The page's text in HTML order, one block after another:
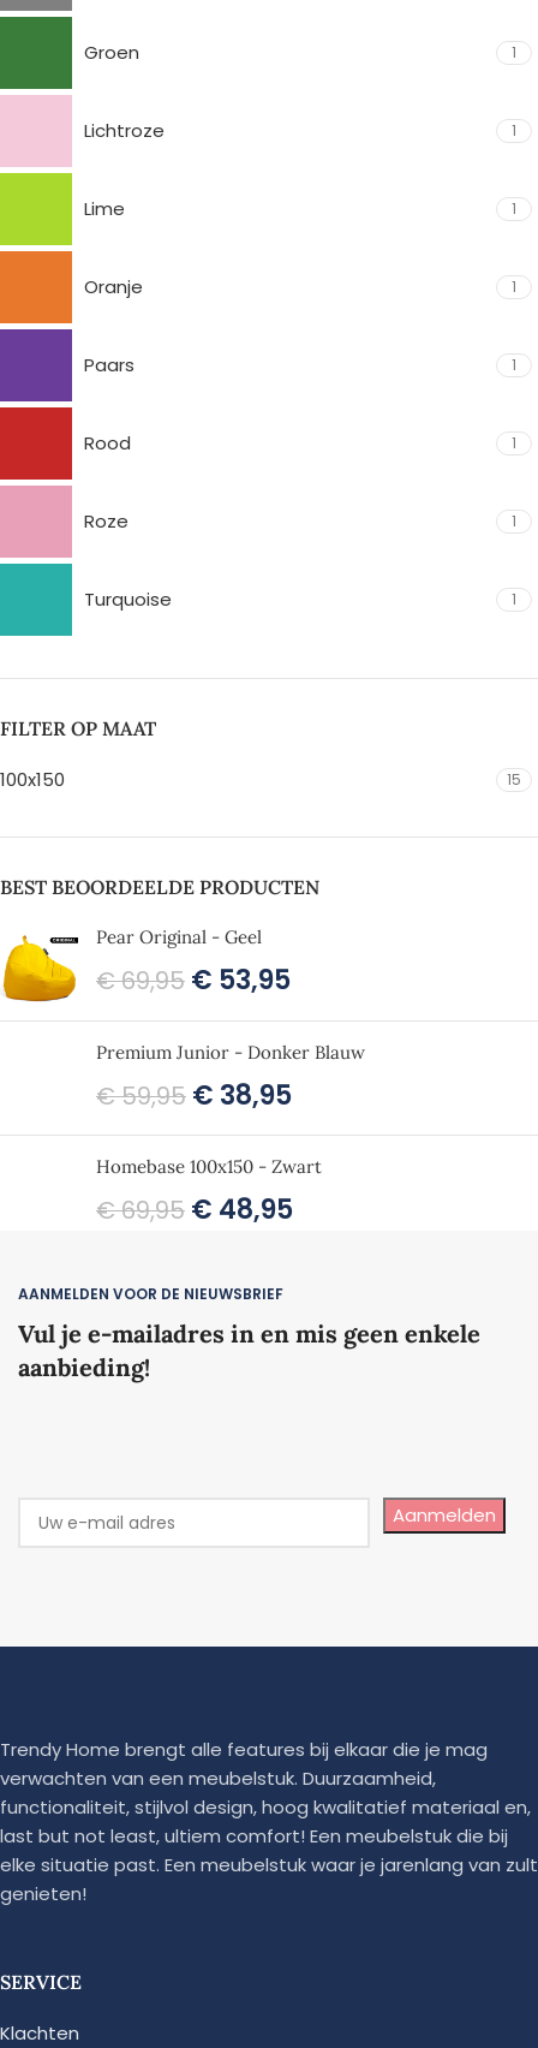
Groen 1
Lichtroze 1
Lime 1
Oranje 1
Paars 1
Rood 1
Roze 1
Turquoise 1
FILTER OP MAAT
100x150 15
BEST BEOORDEELDE PRODUCTEN
Pear Original - Geel
€69,95 € 53,95
Premium Junior - Donker Blauw
€59,95 € 38,95
Homebase 100x150 - Zwart
€69,95 € 48,95
AANMELDEN VOOR DE NIEUWSBRIEF
Vul je e-mailadres in en mis geen enkele
aanbieding!
Aanmelden
Trendy Home brengt alle features bij elkaar die je mag
verwachten van een meubelstuk. Duurzaamheid,
functionaliteit, stijlvol design, hoog kwalitatief materiaal en,
last but not least, ultiem comfort! Een meubelstuk die bij
elke situatie past. Een meubelstuk waar je jarenlang van zult
genieten!
SERVICE
Klachten